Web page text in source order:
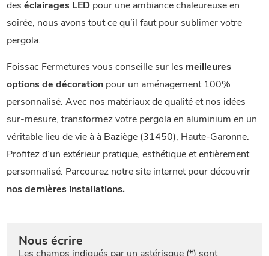
deséclairages LED pour une ambiance chaleureuse en
soirée, nous avons tout ce qu’il faut pour sublimer votre
pergola.
Foissac Fermetures vous conseille sur les meilleures
options de décoration pour un aménagement 100%
personnalisé. Avec nos matériaux de qualité et nos idées
sur-mesure, transformez votre pergola en aluminium en un
véritable lieu de vie à à Baziège (31450), Haute-Garonne.
Profitez d’un extérieur pratique, esthétique et entièrement
personnalisé. Parcourez notre site internet pour découvrir
nos dernières installations.
Nous écrire
Les champs indiqués par un astérisque (*) sont